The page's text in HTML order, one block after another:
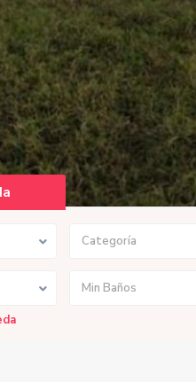
Categoría
Min Baños